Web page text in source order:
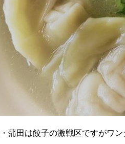
蒲田は餃子の激戦区ですがワン